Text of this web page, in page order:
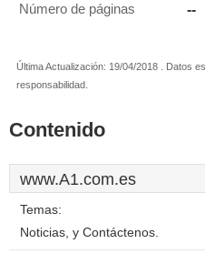
Número de páginas --
Última Actualización: 19/04/2018 . Datos
responsabilidad.
Contenido
www.A1.com.es
Temas:
Noticias, y Contáctenos.